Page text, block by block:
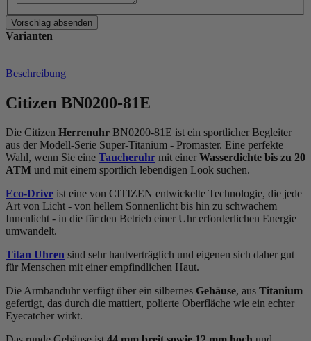
Varianten
Beschreibung
Citizen BN0200-81E
Die Citizen Herrenuhr BN0200-81E ist ein sportlicher Begleiter
aus der Modell-Serie Super-Titanium - Promaster. Eine perfekte
Wahl, wenn Sie eine Taucheruhr mit einer Wasserdichte bis zu 20
ATM und mit einem sportlich lebendigen Look suchen.
Eco-Drive ist eine von CITIZEN entwickelte Technologie, die jede
Art von Licht - von hellem Sonnenlicht bis hin zu schwachem
Innenlicht - in die für den Betrieb einer Uhr erforderlichen Energie
umwandelt.
Titan Uhren sind sehr hautverträglich und eigenen sich daher gut
für Menschen mit einer empfindlichen Haut.
Die Armbanduhr verfügt über ein silbernes Gehäuse, aus Titanium
gefertigt, das durch die mattiert, polierte Oberfläche wie ein echter
Eyecatcher wirkt.